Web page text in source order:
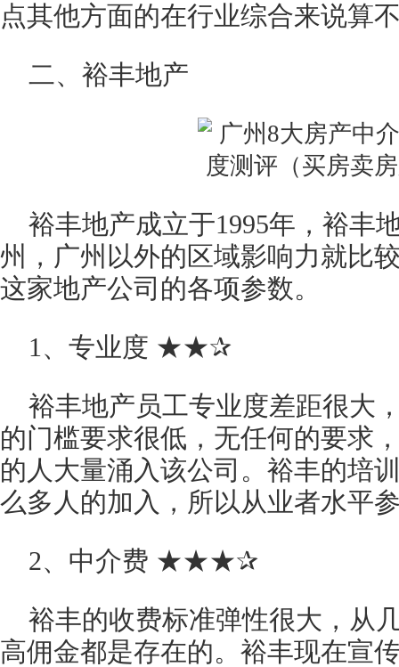
点其他方面的在行业综合来说算
二、裕丰地产
裕丰地产成立于1995年，裕丰
州，广州以外的区域影响力就比
这家地产公司的各项参数。
1、专业度 ★★✰
裕丰地产员工专业度差距很大
的门槛要求很低，无任何的要求
的人大量涌入该公司。裕丰的培
么多人的加入，所以从业者水平
2、中介费 ★★★✰
裕丰的收费标准弹性很大，从
高佣金都是存在的。裕丰现在宣